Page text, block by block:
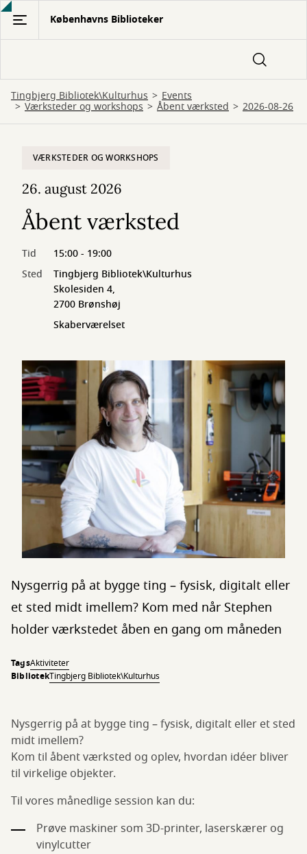
Gå
hovedindhold
Københavns Biblioteker
Tingbjerg Bibliotek\Kulturhus Events
Værksteder og workshops Åbent værksted 2026-08-26
VÆRKSTEDER OG WORKSHOPS
26. august 2026
Åbent værksted
Tid
15:00 - 19:00
Sted
Tingbjerg Bibliotek\Kulturhus
Skolesiden 4,
2700 Brønshøj
Skaberværelset
Nysgerrig på at bygge ting – fysisk, digitalt eller
et sted midt imellem? Kom med når Stephen
holder værkstedet åben en gang om måneden
TagsAktiviteter
BibliotekTingbjerg Bibliotek\Kulturhus
Nysgerrig på at bygge ting – fysisk, digitalt eller et sted
midt imellem?
Kom til åbent værksted og oplev, hvordan idéer bliver
til virkelige objekter.
Til vores månedlige session kan du:
Prøve maskiner som 3D-printer, laserskærer og
vinylcutter